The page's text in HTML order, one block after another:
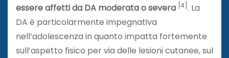
essere affetti da DA moderata o severa [4] . La
DA è particolarmente impegnativa
nell’adolescenza in quanto impatta fortemente
sull’aspetto fisico per via delle lesioni cutanee, sul